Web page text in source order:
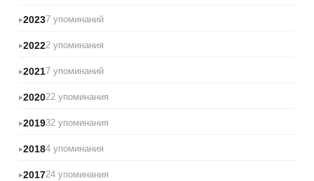
20237 упоминаний
20222 упоминания
20217 упоминаний
202022 упоминания
201932 упоминания
20184 упоминания
201724 упоминания